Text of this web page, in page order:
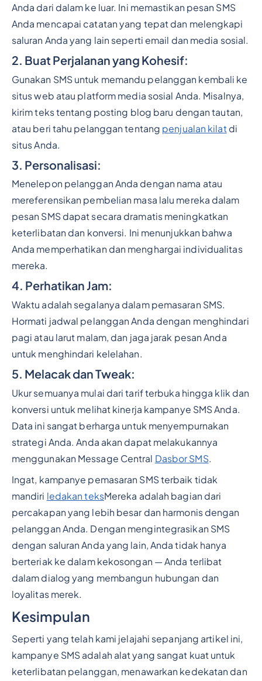
Anda dari dalam ke luar. Ini memastikan pesan SMS
Anda mencapai catatan yang tepat dan melengkapi
saluran Anda yang lain seperti email dan media sosial.
2. Buat Perjalanan yang Kohesif:
Gunakan SMS untuk memandu pelanggan kembali ke
situs web atau platform media sosial Anda. Misalnya,
kirim teks tentang posting blog baru dengan tautan,
atau beri tahu pelanggan tentang penjualan kilat di
situs Anda.
3. Personalisasi:
Menelepon pelanggan Anda dengan nama atau
mereferensikan pembelian masa lalu mereka dalam
pesan SMS dapat secara dramatis meningkatkan
keterlibatan dan konversi. Ini menunjukkan bahwa
Anda memperhatikan dan menghargai individualitas
mereka.
4. Perhatikan Jam:
Waktu adalah segalanya dalam pemasaran SMS.
Hormati jadwal pelanggan Anda dengan menghindari
pagi atau larut malam, dan jaga jarak pesan Anda
untuk menghindari kelelahan.
5. Melacak dan Tweak:
Ukur semuanya mulai dari tarif terbuka hingga klik dan
konversi untuk melihat kinerja kampanye SMS Anda.
Data ini sangat berharga untuk menyempurnakan
strategi Anda. Anda akan dapat melakukannya
menggunakan Message Central Dasbor SMS.
Ingat, kampanye pemasaran SMS terbaik tidak
mandiri ledakan teksMereka adalah bagian dari
percakapan yang lebih besar dan harmonis dengan
pelanggan Anda. Dengan mengintegrasikan SMS
dengan saluran Anda yang lain, Anda tidak hanya
berteriak ke dalam kekosongan — Anda terlibat
dalam dialog yang membangun hubungan dan
loyalitas merek.
Kesimpulan
Seperti yang telah kami jelajahi sepanjang artikel ini,
kampanye SMS adalah alat yang sangat kuat untuk
keterlibatan pelanggan, menawarkan kedekatan dan